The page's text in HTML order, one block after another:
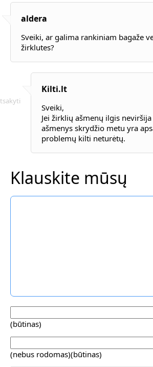
aldera
Sveiki, ar galima rankiniam bagaže
žirklutes?
Kilti.lt
Sveiki,
Jei žirklių ašmenų ilgis
ašmenys skrydžio metu yra
problemų kilti neturėtų.
Klauskite mūsų
(būtinas)
(nebus rodomas)(būtinas)